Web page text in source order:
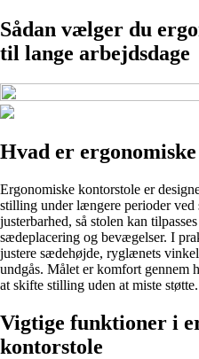
Sådan vælger du
til lange arbejdsdage
Hvad er
Ergonomiske kontorstole er
stilling under længere perioder ved
justerbarhed, så stolen kan
sædeplacering og bevægelser. I
justere sædehøjde, ryglænets
undgås. Målet er komfort gennem
at skifte stilling uden at miste støtte.
Vigtige funktioner i
kontorstole